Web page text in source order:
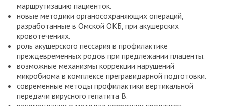
маршрутизацию пациенток.
новые методики органосохраняющих операций,
разработанные в Омской ОКБ, при акушерских
кровотечениях.
роль акушерского пессария в профилактике
преждевременных родов при предлежании плаценты.
возможные механизмы коррекции нарушений
микробиома в комплексе прегравидарной подготовки.
современные методы профилактики вертикальной
передачи вирусного гепатита В.